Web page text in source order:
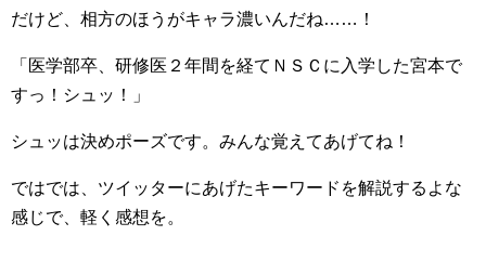
だけど、相方のほうがキャラ濃いんだね……！
「医学部卒、研修医２年間を経てＮＳＣに入学した宮本で
すっ！シュッ！」
シュッは決めポーズです。みんな覚えてあげてね！
ではでは、ツイッターにあげたキーワードを解説するよな
感じで、軽く感想を。